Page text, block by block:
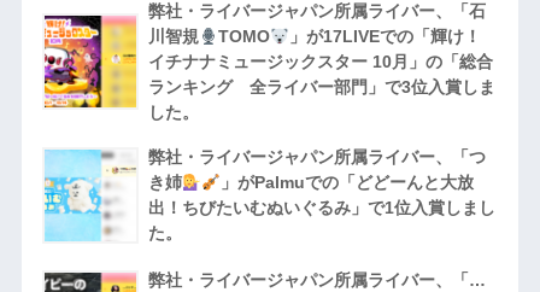
弊社・ライバージャパン所属ライバー、「石
川智規
TOMO
」が17LIVEでの「輝け！
イチナナミュージックスター 10月」の「総合
ランキング 全ライバー部門」で3位入賞しま
した。
弊社・ライバージャパン所属ライバー、「つ
き姉
」がPalmuでの「どどーんと大放
出！ちびたいむぬいぐるみ」で1位入賞しまし
た。
弊社・ライバージャパン所属ライバー、「…